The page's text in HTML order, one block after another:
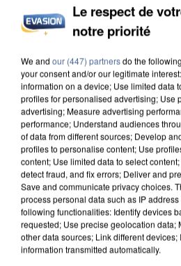
7 août 2026
Un second cadre de la DZ
Algérie
Le respect de
notre priorité
We and our (447) partnersdo the
your consent and/or our legitimate
information on a device; Use limited data
profiles for personalised advertising; Use
advertising; Measure advertising
performance; Understand audiences
of data from different sources; Develop
profiles to personalise content; Use
content; Use limited data to select
detect fraud, and fix errors; Deliver and
Save and communicate privacy choices.
process personal data such as IP
following functionalities: Identify devices
requested; Use precise geolocation data;
other data sources; Link different
information transmitted automatically.